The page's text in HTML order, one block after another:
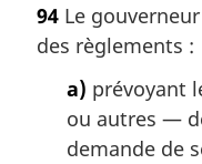
t
e
94 Le
des règlements :
a) prévoyant
ou autres —
demande de